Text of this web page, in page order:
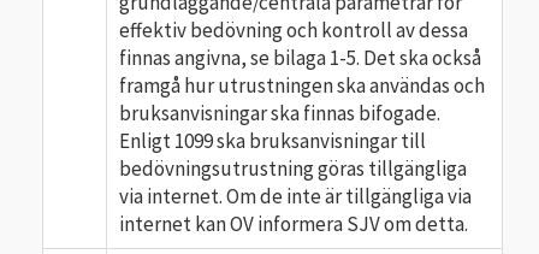
effektiv bedövning och kontroll av dessa
finnas angivna, se bilaga 1-5. Det ska också
framgå hur utrustningen ska användas och
bruksanvisningar ska finnas bifogade.
Enligt 1099 ska bruksanvisningar till
bedövningsutrustning göras tillgängliga
via internet. Om de inte är tillgängliga via
internet kan OV informera SJV om detta.